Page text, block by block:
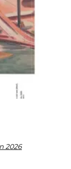
2026